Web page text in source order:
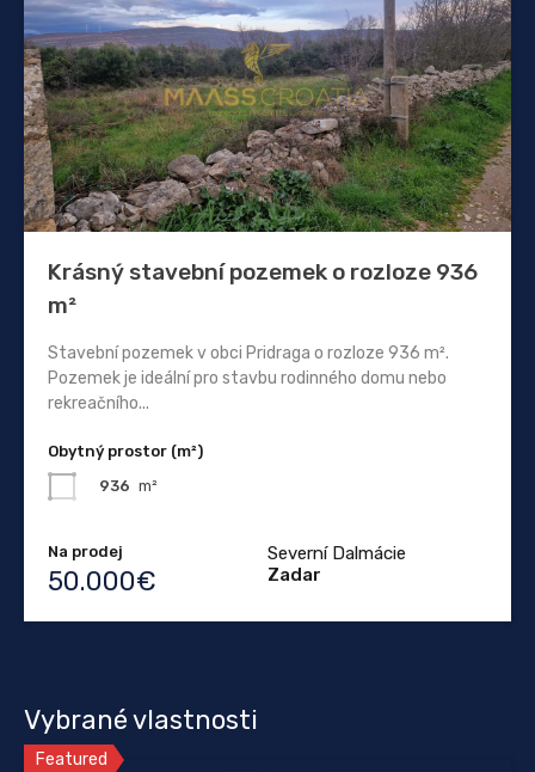
Krásný stavební pozemek o rozloze 936
m²
Stavební pozemek v obci Pridraga o rozloze 936 m².
Pozemek je ideální pro stavbu rodinného domu nebo
rekreačního...
Obytný prostor (m²)
936 m²
Na prodej
50.000€
Severní Dalmácie
Zadar
Vybrané vlastnosti
Featured